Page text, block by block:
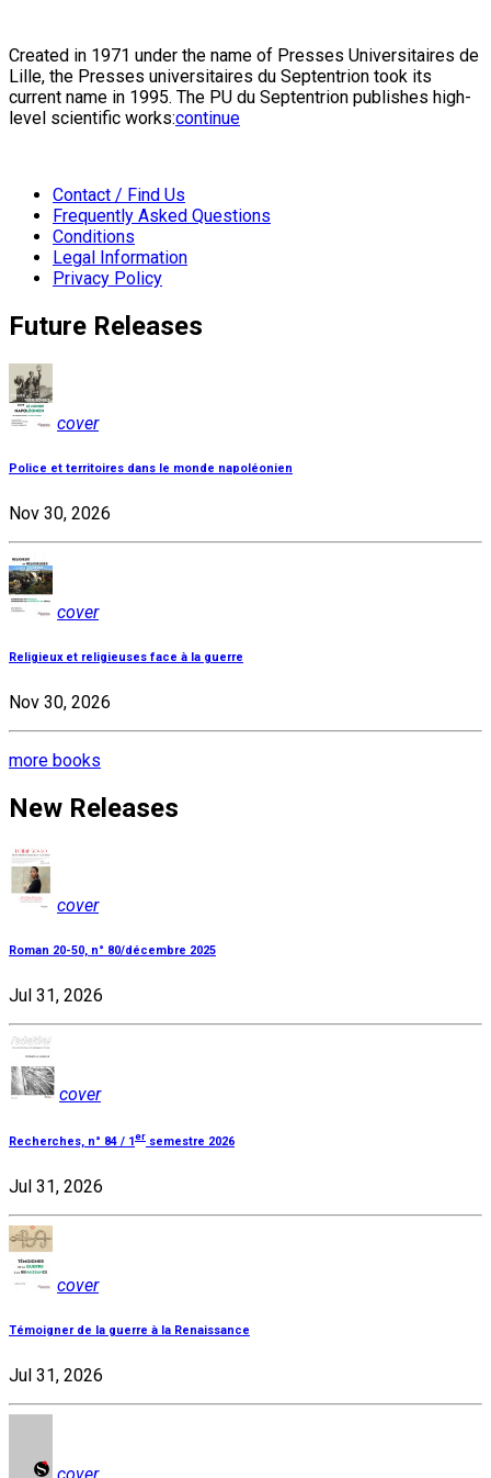
Created in 1971 under the name of Presses Universitaires de
Lille, the Presses universitaires du Septentrion took its
current name in 1995. The PU du Septentrion publishes high-
level scientific works:continue
Contact / Find Us
Frequently Asked Questions
Conditions
Legal Information
Privacy Policy
Future Releases
cover
Police et territoires dans le monde napoléonien
Nov 30, 2026
cover
Religieux et religieuses face à la guerre
Nov 30, 2026
more books
New Releases
cover
Roman 20-50, n° 80/décembre 2025
Jul 31, 2026
cover
Recherches, n° 84 / 1 er semestre 2026
Jul 31, 2026
cover
Témoigner de la guerre à la Renaissance
Jul 31, 2026